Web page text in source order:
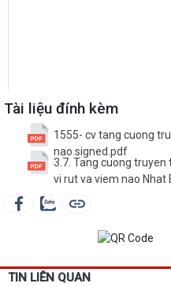
Tài liệu đính kèm
1555- cv tang cuong
nao.signed.pdf
3.7. Tang cuong
vi rut va viem nao Nhat
TIN LIÊN QUAN